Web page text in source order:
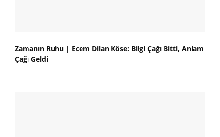
Zamanın Ruhu | Ecem Dilan Köse: Bilgi Çağı Bitti, Anlam
Çağı Geldi